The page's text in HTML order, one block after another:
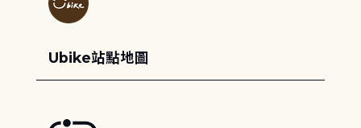
Ubike站點地圖